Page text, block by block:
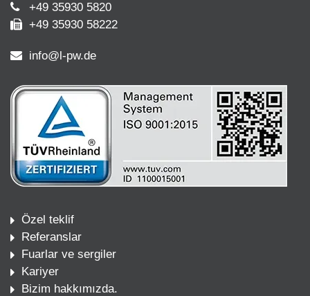
+49 35930 5820
+49 35930 58222
info@l-pw.de
Özel teklif
Referanslar
Fuarlar ve sergiler
Kariyer
Bizim hakkımızda.